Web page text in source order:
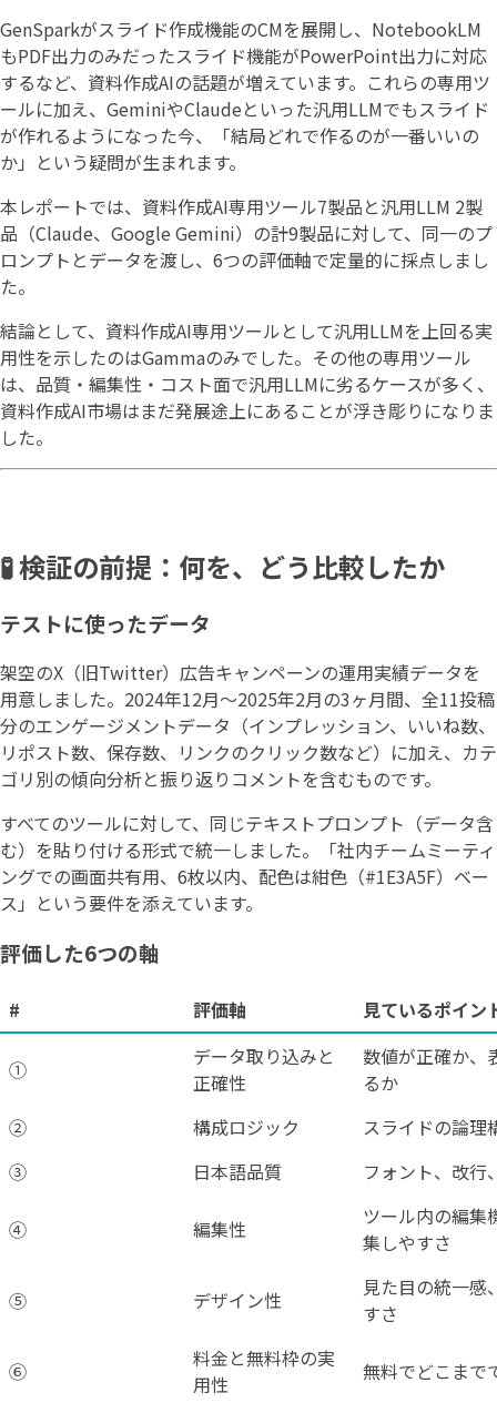
GenSparkがスライド作成機能のCMを展開し、NotebookLM
もPDF出力のみだったスライド機能がPowerPoint出力に対応
するなど、資料作成AIの話題が増えています。これらの専用ツ
ールに加え、GeminiやClaudeといった汎用LLMでもスライド
が作れるようになった今、「結局どれで作るのが一番いいの
か」という疑問が生まれます。
本レポートでは、資料作成AI専用ツール7製品と汎用LLM 2製
品（Claude、Google Gemini）の計9製品に対して、同一のプ
ロンプトとデータを渡し、6つの評価軸で定量的に採点しまし
た。
結論として、資料作成AI専用ツールとして汎用LLMを上回る実
用性を示したのはGammaのみでした。その他の専用ツール
は、品質・編集性・コスト面で汎用LLMに劣るケースが多く、
資料作成AI市場はまだ発展途上にあることが浮き彫りになりま
した。
🧪 検証の前提：何を、どう比較したか
テストに使ったデータ
架空のX（旧Twitter）広告キャンペーンの運用実績データを
用意しました。2024年12月〜2025年2月の3ヶ月間、全11投稿
分のエンゲージメントデータ（インプレッション、いいね数、
リポスト数、保存数、リンクのクリック数など）に加え、カテ
ゴリ別の傾向分析と振り返りコメントを含むものです。
すべてのツールに対して、同じテキストプロンプト（データ含
む）を貼り付ける形式で統一しました。「社内チームミーティ
ングでの画面共有用、6枚以内、配色は紺色（#1E3A5F）ベー
ス」という要件を添えています。
評価した6つの軸
# 評価軸 見ているポイン
①
データ取り込みと
正確性
数値が正確か、
るか
②
構成ロジック
スライドの論理
③
日本語品質 フォント、改行
④ 編集性
ツール内の編集
集しやすさ
⑤ デザイン性
見た目の統一感
すさ
⑥
料金と無料枠の実
用性
無料でどこまで